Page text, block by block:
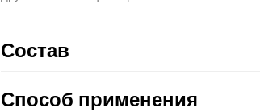
Состав
Способ применения